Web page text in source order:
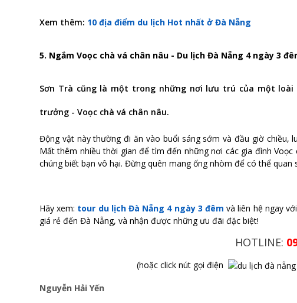
Xem thêm: 10 địa điểm du lịch Hot nhất ở Đà Nẵng
5. Ngắm Voọc chà vá chân nâu - Du lịch Đà Nẵng 4 ngày 3
Sơn Trà cũng là một trong những nơi lưu trú của một
trưởng - Voọc chà vá chân nâu.
Động vật này thường đi ăn vào buổi sáng sớm và đầu giờ chiều,
Mất thêm nhiều thời gian để tìm đến những nơi các gia đình
chúng biết bạn vô hại. Đừng quên mang ống nhòm để có thể quan
Hãy xem: tour du lịch Đà Nẵng 4 ngày 3 đêm và liên hệ ngay
giá rẻ đến Đà Nẵng, và nhận được những ưu đãi đặc biệt!
HOTLINE:
(hoặc click nút gọi điện
Nguyễn Hải Yến